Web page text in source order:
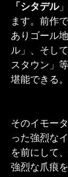
「シタデル
ます。前作
ありゴール
ル」、そし
スタウン」
堪能できる。
そのイモー
った強烈な
を前にして
強烈な爪痕